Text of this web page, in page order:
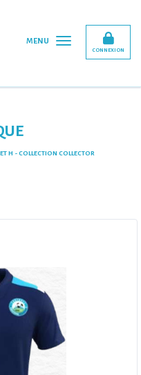
CONNEXION
MENU
H - COLLECTION COLLECTOR